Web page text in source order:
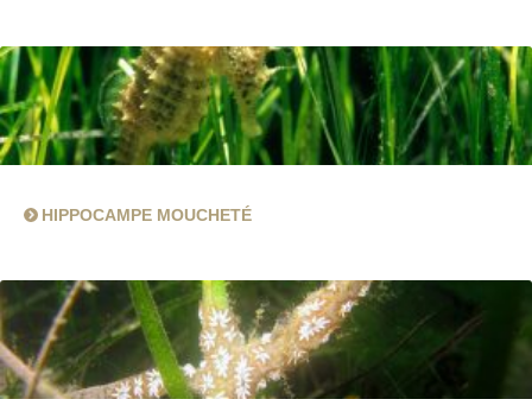
HIPPOCAMPE MOUCHETÉ